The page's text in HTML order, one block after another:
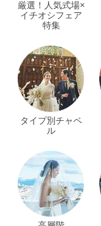
厳選！人気式場×
イチオシフェア
特集
タイプ別チャペ
ル